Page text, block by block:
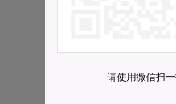
请使用微信扫